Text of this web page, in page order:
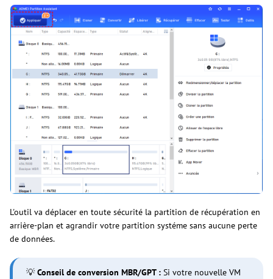
L'outil va déplacer en toute sécurité la partition de récupération en
arrière-plan et agrandir votre partition systéme sans aucune perte
de données.
💡Conseil de conversion MBR/GPT : Si votre nouvelle VM